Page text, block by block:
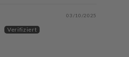
03/10/2025